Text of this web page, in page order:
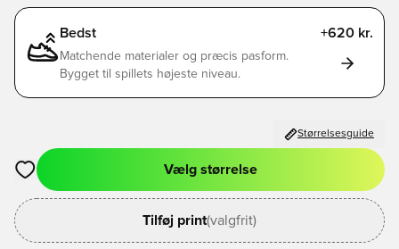
Bedst +620 kr.
Matchende materialer og præcis pasform.
Bygget til spillets højeste niveau.
Størrelsesguide
Åbner en Modal til at logge ind eller tilmelde dig som medlem
Vælg størrelse
Tilføj print(valgfrit)